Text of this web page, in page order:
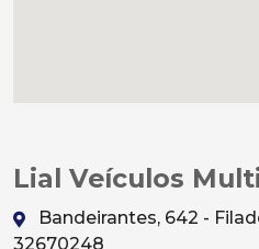
Lial Veículos
Bandeirantes, 642 -
32670248